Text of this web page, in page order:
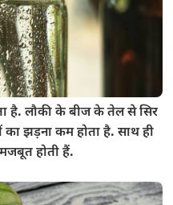
है. लौकी के बीज के तेल से सिर
का झड़ना कम होता है. साथ ही
होती हैं.